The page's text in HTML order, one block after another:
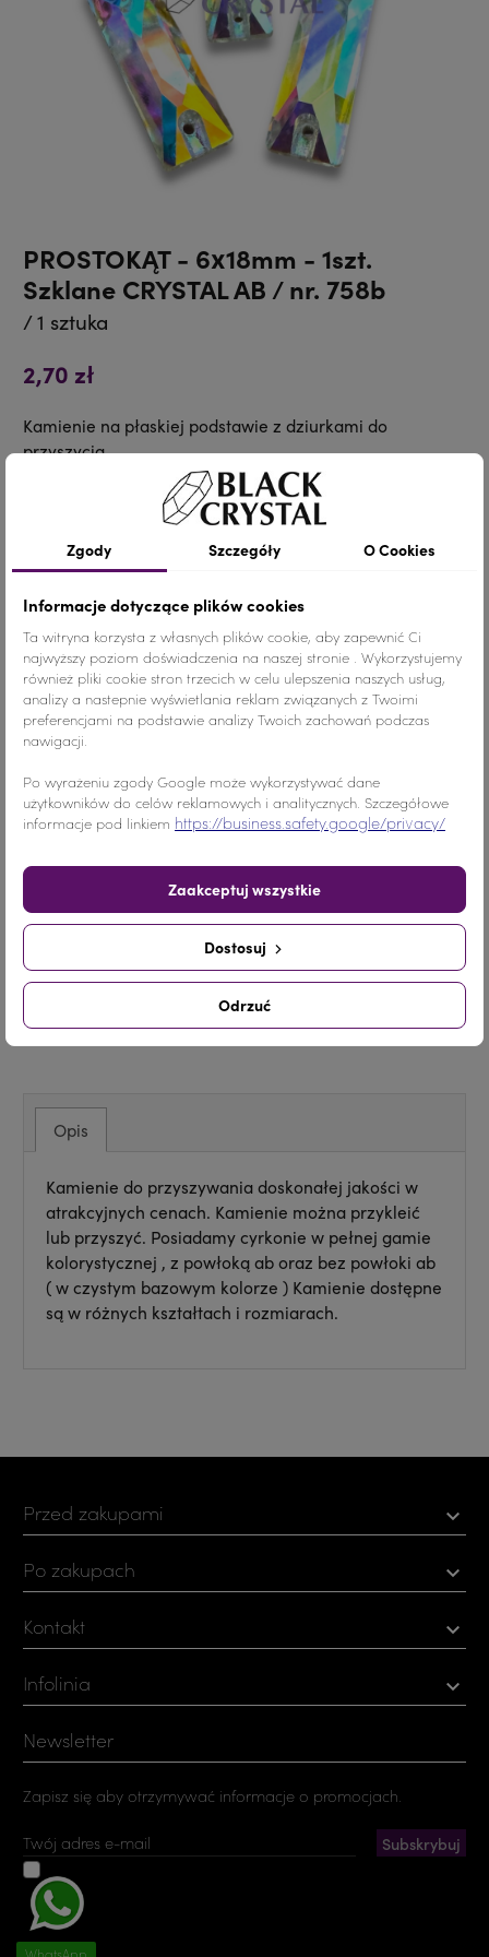
PROSTOKĄT - 6x18mm - 1szt.
Szklane CRYSTAL AB / nr. 758b
/ 1 sztuka
2,70 zł
Kamienie na płaskiej podstawie z dziurkami do
przyszycia.
Szczegóły produktu
Kolor Crystal AB
Materiał Szkło
Wymiary MAŁY ROZMIAR
Ilość 1 SZTUKA
Nr.Kategorii 758b
Dodaj do koszyka
UdostępnijTweetujPinterest
Opis
Kamienie do przyszywania doskonałej jakości w
atrakcyjnych cenach. Kamienie można przykleić
lub przyszyć. Posiadamy cyrkonie w pełnej gamie
kolorystycznej , z powłoką ab oraz bez powłoki ab
( w czystym bazowym kolorze ) Kamienie dostępne
są w różnych kształtach i rozmiarach.
Przed zakupami 
Po zakupach 
Kontakt 
Infolinia 
Zgody Szczegóły O Cookies
Informacje dotyczące plików cookies
Ta witryna korzysta z własnych plików cookie, aby zapewnić Ci
najwyższy poziom doświadczenia na naszej stronie . Wykorzystujemy
również pliki cookie stron trzecich w celu ulepszenia naszych usług,
analizy a nastepnie wyświetlania reklam związanych z Twoimi
preferencjami na podstawie analizy Twoich zachowań podczas
nawigacji.
Po wyrażeniu zgody Google może wykorzystywać dane
użytkowników do celów reklamowych i analitycznych. Szczegółowe
informacje pod linkiem https://business.safety.google/privacy/
Odrzuć
Dostosuj
Zaakceptuj wszystkie
Newsletter
Zapisz się aby otrzymywać informacje o promocjach.
prywatności
Możesz zrezygnować w każdej chwili. W tym celu należy odnaleźć
szczegóły w naszej informacji prawnej.